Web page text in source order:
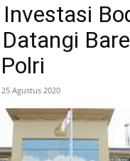
25 Agustus 2020